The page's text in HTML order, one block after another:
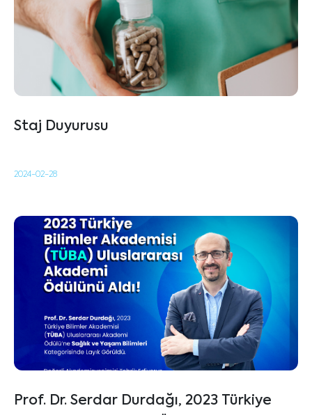
Staj Duyurusu
2024-02-28
Prof. Dr. Serdar Durdağı, 2023 Türkiye